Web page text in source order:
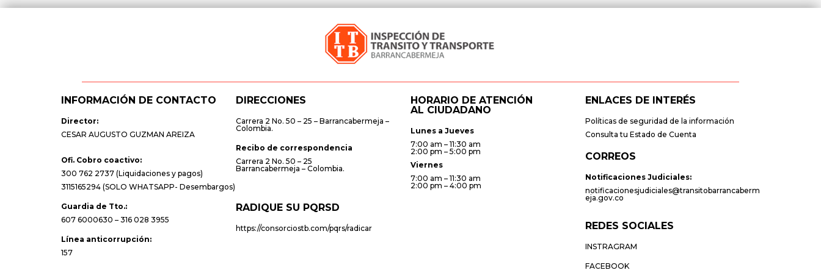
INFORMACIÓN DE CONTACTO
Director:
CESAR AUGUSTO GUZMAN AREIZA
Ofi. Cobro coactivo:
300 762 2737 (Liquidaciones y pagos)
3115165294 (SOLO WHATSAPP- Desembargos)
Guardia de Tto.:
607 6000630 – 316 028 3955
Línea anticorrupción:
157
DIRECCIONES
Carrera 2 No. 50 – 25 – Barrancabermeja –
Colombia.
Recibo de correspondencia
Carrera 2 No. 50 – 25
Barrancabermeja – Colombia.
RADIQUE SU PQRSD
https://consorciostb.com/pqrs/radicar
HORARIO DE ATENCIÓN
AL CIUDADANO
Lunes a Jueves
7:00 am – 11:30 am
2:00 pm – 5:00 pm
Viernes
7:00 am – 11:30 am
2:00 pm – 4:00 pm
ENLACES DE INTERÉS
Políticas de seguridad de la información
Consulta tu Estado de Cuenta
CORREOS
Notificaciones Judiciales:
notificacionesjudiciales@transitobarrancaberm
eja.gov.co
REDES SOCIALES
INSTRAGRAM
FACEBOOK